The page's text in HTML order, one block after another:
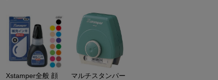
Xstamper全般 顔
マルチスタンパー